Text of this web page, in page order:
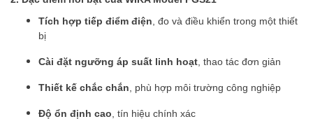
Tích hợp tiếp điểm điện , đo và điều khiển trong một thiết
bị
Cài đặt ngưỡng áp suất linh hoạt , thao tác đơn giản
Thiết kế chắc chắn , phù hợp môi trường công nghiệp
Độ ổn định cao , tín hiệu chính xác